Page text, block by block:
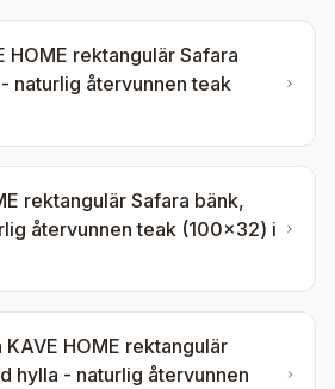
HOME rektangulär Safara
naturlig återvunnen teak
rektangulär Safara bänk,
återvunnen teak (100x32) i
KAVE HOME rektangulär
hylla - naturlig återvunnen